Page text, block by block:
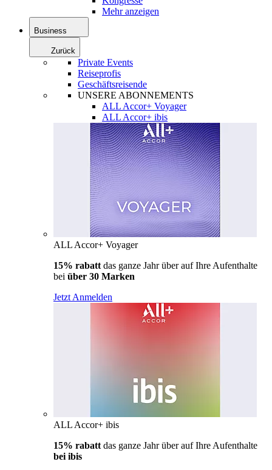
Mehr anzeigen
Business
Zurück
Private Events
Reiseprofis
Geschäftsreisende
UNSERE ABONNEMENTS
ALL Accor+ Voyager
ALL Accor+ ibis
ALL Accor+ Voyager
15% rabatt das ganze Jahr über auf Ihre Aufenthalte
bei über 30 Marken
Jetzt Anmelden
ALL Accor+ ibis
15% rabatt das ganze Jahr über auf Ihre Aufenthalte
bei ibis